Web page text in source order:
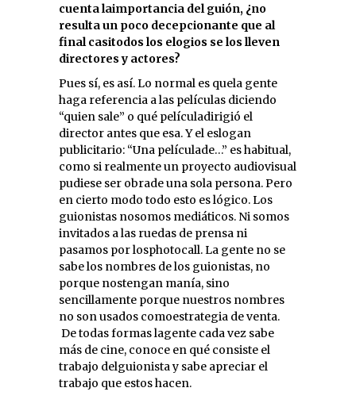
cuenta laimportancia del guión, ¿no
resulta un poco decepcionante que al
final casitodos los elogios se los lleven
directores y actores?
Pues sí, es así. Lo normal es quela gente
haga referencia a las películas diciendo
“quien sale” o qué películadirigió el
director antes que esa. Y el eslogan
publicitario: “Una películade…” es habitual,
como si realmente un proyecto audiovisual
pudiese ser obrade una sola persona. Pero
en cierto modo todo esto es lógico. Los
guionistas nosomos mediáticos. Ni somos
invitados a las ruedas de prensa ni
pasamos por losphotocall. La gente no se
sabe los nombres de los guionistas, no
porque nostengan manía, sino
sencillamente porque nuestros nombres
no son usados comoestrategia de venta.
De todas formas lagente cada vez sabe
más de cine, conoce en qué consiste el
trabajo delguionista y sabe apreciar el
trabajo que estos hacen.